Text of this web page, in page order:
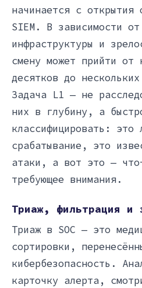
начинается с открытия
SIEM. В зависимости
инфраструктуры и
смену может прийти от
десятков до
Задача L1 — не
них в глубину, а
классифицировать: это
срабатывание, это
атаки, а вот это —
требующее внимания.
Триаж, фильтрация и
Триаж в SOC — это
сортировки,
кибербезопасность.
карточку алерта,